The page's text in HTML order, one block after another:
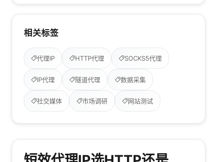
相关标签
代理IP HTTP代理 SOCKS5代理
IP代理 隧道代理 数据采集
社交媒体 市场调研 网站测试